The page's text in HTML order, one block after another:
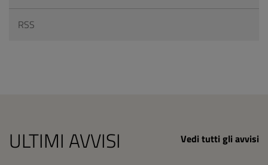
RSS
ULTIMI AVVISI Vedi tutti gli avvisi